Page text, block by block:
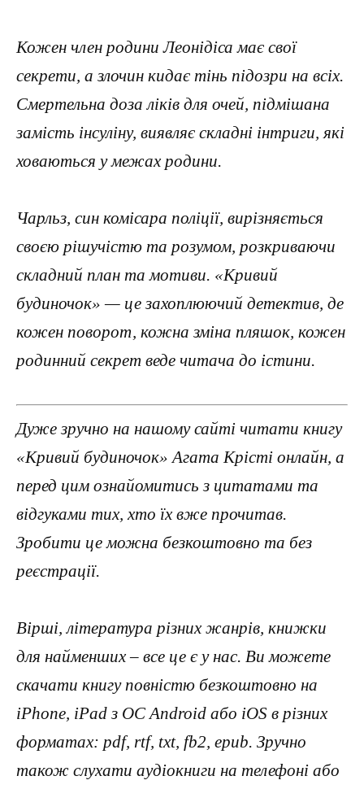
Кожен член родини Леонідіса має свої
секрети, а злочин кидає тінь підозри на всіх.
Смертельна доза ліків для очей, підмішана
замість інсуліну, виявляє складні інтриги, які
ховаються у межах родини.
Чарльз, син комісара поліції, вирізняється
своєю рішучістю та розумом, розкриваючи
складний план та мотиви. «Кривий
будиночок» — це захоплюючий детектив, де
кожен поворот, кожна зміна пляшок, кожен
родинний секрет веде читача до істини.
Дуже зручно на нашому сайті читати книгу
«Кривий будиночок» Агата Крісті онлайн, а
перед цим ознайомитись з цитатами та
відгуками тих, хто їх вже прочитав.
Зробити це можна безкоштовно та без
реєстрації.
Вірші, література різних жанрів, книжки
для найменших – все це є у нас. Ви можете
скачати книгу повністю безкоштовно на
iPhone, iPad з ОС Android або iOS в різних
форматах: pdf, rtf, txt, fb2, epub. Зручно
також слухати аудіокниги на телефоні або